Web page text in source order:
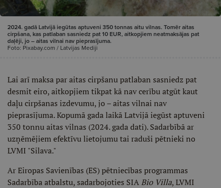
2024. gadā Latvijā iegūtas aptuveni 350 tonnas aitu vilnas. Tomēr aitas
cirpšana, kas patlaban sasniedz pat 10 EUR, aitkopjiem neatmaksājas pat
daļēji, jo – aitas vilnai nav pieprasījuma.
Foto: Pixabay.com / Latvijas Mediji
Lai arī maksa par aitas cirpšanu patlaban sasniedz pat
desmit eiro, aitkopjiem tikpat kā nav cerību atgūt kaut
daļu cirpšanas izdevumu, jo – aitas vilnai nav
pieprasījuma. Kopumā gada laikā Latvijā iegūst aptuveni
350 tonnu aitas vilnas (2024. gada dati). Sadarbībā ar
uzņēmējiem efektīvu lietojumu tai raduši pētnieki no
LVMI "Silava."
Ar Eiropas Savienības (ES) pētniecības programmas
Sadarbība atbalstu, sadarbojoties SIABio Villa, LVMI